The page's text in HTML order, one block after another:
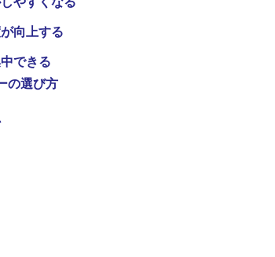
向上する
できる
の選び方